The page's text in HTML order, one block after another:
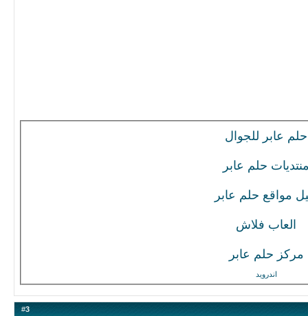
حلم عابر للجوال
حلم عابر
مواقع حلم عابر
العاب فلاش
مركز حلم عابر
اندرويد
#3